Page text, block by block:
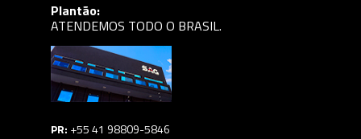
Plantão:
ATENDEMOS TODO O BRASIL.
PR: +55 41 98809-5846